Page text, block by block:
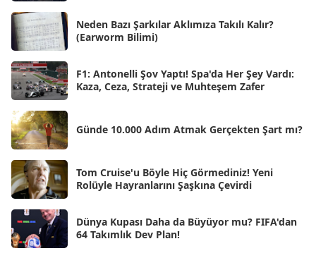
Haz 2025
May 2025 [54]
Nis 2025 [56]
Mar 2025
Şub 2025
Oca 2025
Ara 2024 [25]
Kas 2024
Eki 2024 [46]
Eyl 2024
Neden Bazı Şarkılar Aklımıza Takılı Kalır?
(Earworm Bilimi)
F1: Antonelli Şov Yaptı! Spa'da Her Şey Vardı:
Kaza, Ceza, Strateji ve Muhteşem Zafer
Günde 10.000 Adım Atmak Gerçekten Şart mı?
Tom Cruise'u Böyle Hiç Görmediniz! Yeni
Rolüyle Hayranlarını Şaşkına Çevirdi
Dünya Kupası Daha da Büyüyor mu? FIFA'dan
64 Takımlık Dev Plan!